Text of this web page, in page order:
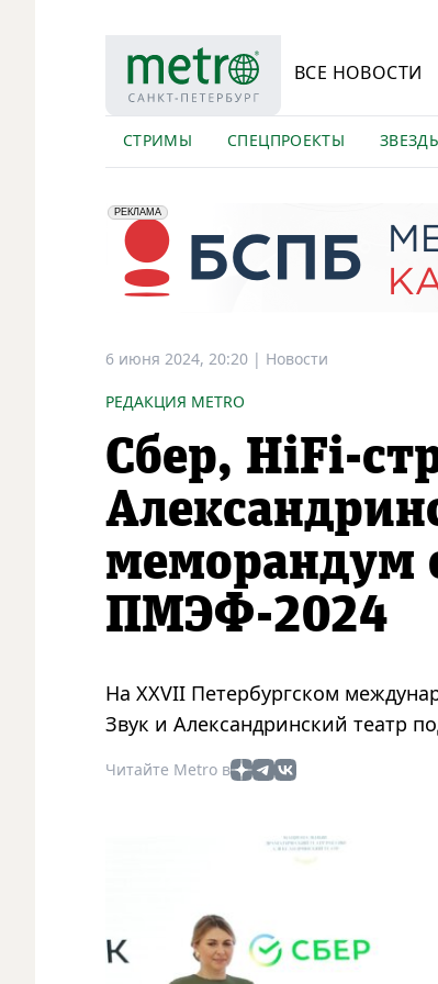
ВСЕ НОВОСТИ
СТРИМЫ СПЕЦПРОЕКТЫ
erid: 2VfnxyFybV5
РЕКЛАМА
ПАО "Банк "Санкт-Петербург", ИНН: 7831000027
6 июня 2024, 20:20 | Новости
РЕДАКЦИЯ METRO
Сбер, HiFi-
меморандум
ПМЭФ-2024
На XXVII Петербургском
Звук и Александринский театр
Читайте Metro в